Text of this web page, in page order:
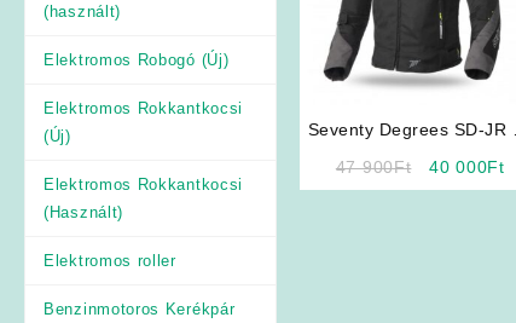
(használt)
Elektromos Robogó (Új)
Elektromos Rokkantkocsi
(Új)
Elektromos Rokkantkocsi
(Használt)
Elektromos roller
Benzinmotoros Kerékpár
Seventy Degrees SD-JR
47 900Ft
Original
price
40 000Ft